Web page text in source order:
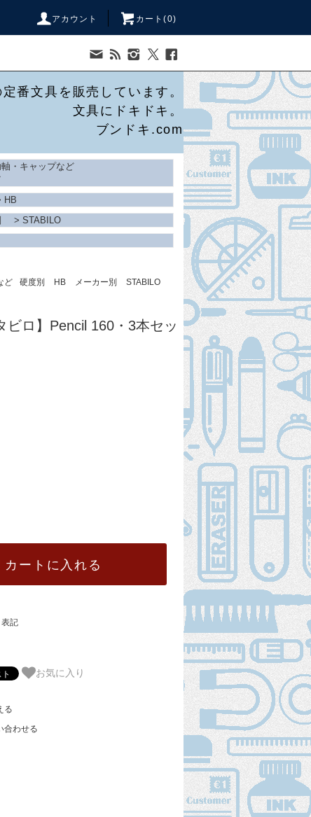
アカウント カート(0)
番文具を販売しています。
文具にドキドキ。
ブンドキ.com
・キャップなど
HB
> STABILO
ど 硬度別 HB メーカー別
STABILO
ビロ】Pencil 160・3本セッ
カートに入れる
記
お気に入り
る
合わせる